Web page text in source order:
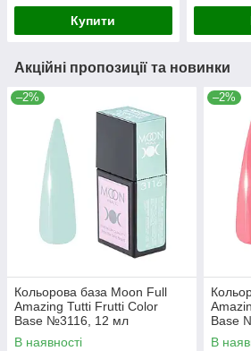
Купити
Акційні пропозиції та новинки
–2%
Кольорова база Moon Full
Amazing Tutti Frutti Color
Base №3116, 12 мл
В наявності
–2%
Base
В